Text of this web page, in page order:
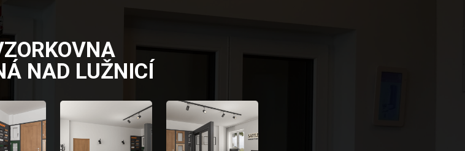
NAD LUŽNICÍ